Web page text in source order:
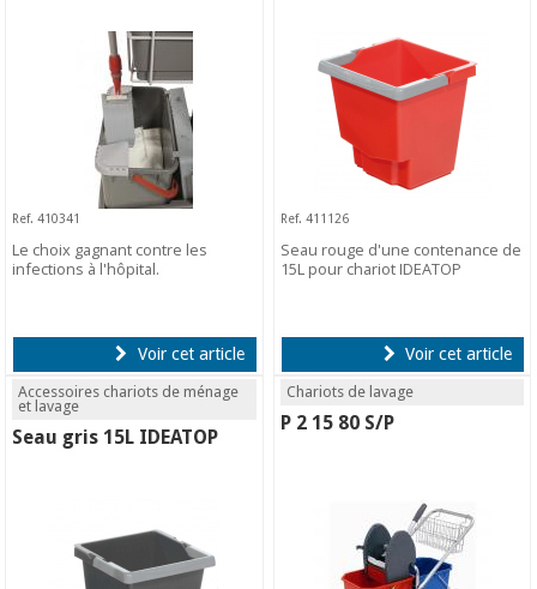
Ref. 410341
Le choix gagnant contre les
infections à l'hôpital.
Voir cet article
Ref. 411126
Seau rouge d'une contenance de
15L pour chariot IDEATOP
Voir cet article
Accessoires chariots de ménage
et lavage
Seau gris 15L IDEATOP
Chariots de lavage
P 2 15 80 S/P